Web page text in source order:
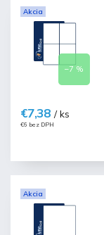
Akcia
–7 %
€6 bez DPH
€7,38 / ks
Akcia